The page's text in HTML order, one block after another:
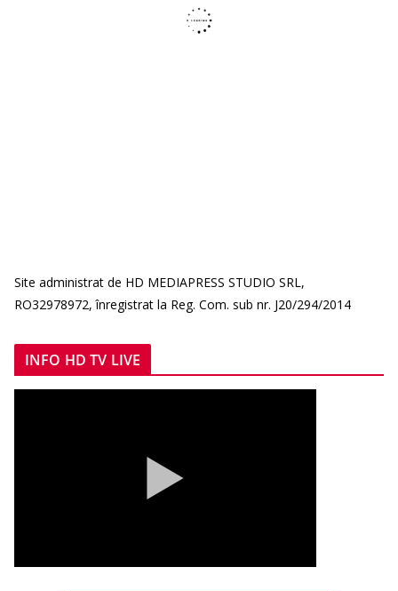
Site administrat de HD MEDIAPRESS STUDIO SRL,
RO32978972, înregistrat la Reg. Com. sub nr. J20/294/2014
INFO HD TV LIVE